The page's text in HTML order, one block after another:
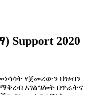
Support 2020
የጀመረውን ህዝብን
አገልግሎት በጥራትና